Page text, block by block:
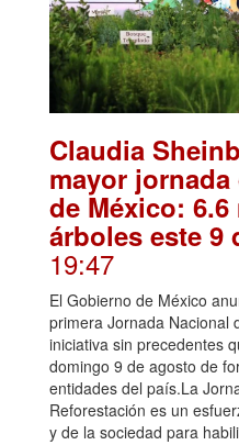
Claudia
mayor
de México:
árboles este 9
19:47
El Gobierno de México
primera Jornada Nacional
iniciativa sin precedentes
domingo 9 de agosto de
entidades del país.La
Reforestación es un
y de la sociedad para